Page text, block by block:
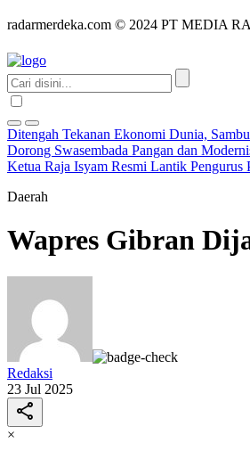
radarmerdeka.com © 2024 PT MEDIA
Ditengah Tekanan Ekonomi Dunia,
Dorong Swasembada Pangan dan
Ketua Raja Isyam Resmi Lantik
Daerah
Wapres Gibran
Redaksi
23 Jul 2025
×